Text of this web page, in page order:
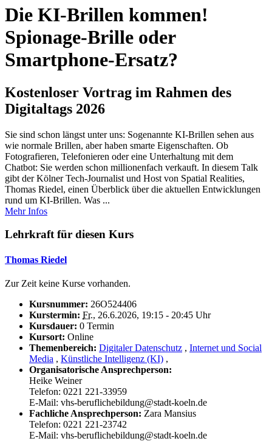
Die KI-Brillen kommen!
Spionage-Brille oder
Smartphone-Ersatz?
Kostenloser Vortrag im Rahmen des
Digitaltags 2026
Sie sind schon längst unter uns: Sogenannte KI-Brillen sehen aus
wie normale Brillen, aber haben smarte Eigenschaften. Ob
Fotografieren, Telefonieren oder eine Unterhaltung mit dem
Chatbot: Sie werden schon millionenfach verkauft. In diesem Talk
gibt der Kölner Tech-Journalist und Host von Spatial Realities,
Thomas Riedel, einen Überblick über die aktuellen Entwicklungen
rund um KI-Brillen. Was ...
Mehr Infos
Lehrkraft für diesen Kurs
Thomas Riedel
Zur Zeit keine Kurse vorhanden.
Kursnummer: 26O524406
Kurstermin: Fr., 26.6.2026, 19:15 - 20:45 Uhr
Kursdauer: 0 Termin
Kursort: Online
Themenbereich: Digitaler Datenschutz , Internet und Social
Media , Künstliche Intelligenz (KI) ,
Organisatorische Ansprechperson:
Heike Weiner
Telefon: 0221 221-33959
E-Mail: vhs-beruflichebildung@stadt-koeln.de
Fachliche Ansprechperson: Zara Mansius
Telefon: 0221 221-23742
E-Mail: vhs-beruflichebildung@stadt-koeln.de